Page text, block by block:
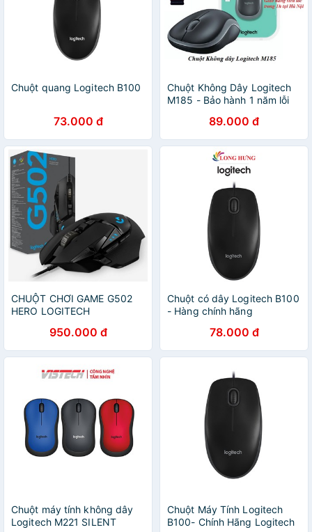
Chuột quang Logitech B100
73.000 đ
Chuột Không Dây Logitech
M185 - Bảo hành 1 năm lỗi
89.000 đ
CHUỘT CHƠI GAME G502
HERO LOGITECH
950.000 đ
Chuột có dây Logitech B100
- Hàng chính hãng
78.000 đ
Chuột máy tính không dây
Logitech M221 SILENT
Chuột Máy Tính Logitech
B100- Chính Hãng Logitech